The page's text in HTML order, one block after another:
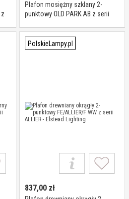
Plafon mosiężny szklany 2-
punktowy OLD PARK AB z serii
PolskieLampy.pl
837,00 zł